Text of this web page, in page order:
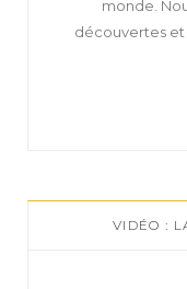
monde.
découvertes et
VIDÉO :